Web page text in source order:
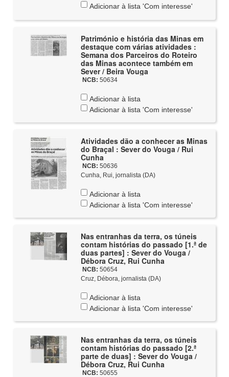
Adicionar à lista 'Com interesse'
Património e história das Minas em
destaque com várias atividades :
Semana dos Parceiros do Roteiro
das Minas acontece também em
Sever / Beira Vouga
NCB: 50634
Adicionar à lista
Adicionar à lista 'Com interesse'
Atividades dão a conhecer as Minas
do Braçal : Sever do Vouga / Rui
Cunha
NCB: 50636
Cunha, Rui, jornalista (DA)
Adicionar à lista
Adicionar à lista 'Com interesse'
Nas entranhas da terra, os túneis
contam histórias do passado [1.ª de
duas partes] : Sever do Vouga /
Débora Cruz, Rui Cunha
NCB: 50654
Cruz, Débora, jornalista (DA)
Adicionar à lista
Adicionar à lista 'Com interesse'
Nas entranhas da terra, os túneis
contam histórias do passado [2.ª
parte de duas] : Sever do Vouga /
Débora Cruz, Rui Cunha
NCB: 50655